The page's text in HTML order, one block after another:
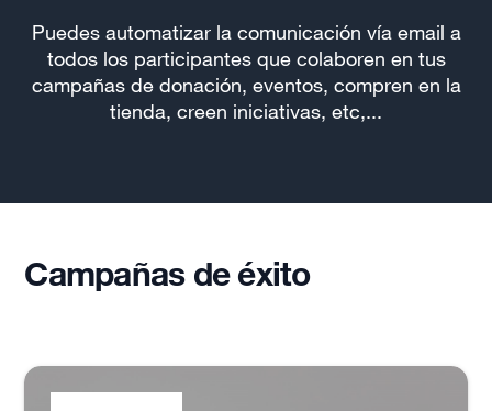
Puedes automatizar la comunicación vía email a
todos los participantes que colaboren en tus
campañas de donación, eventos, compren en la
tienda, creen iniciativas, etc,...
Campañas de éxito